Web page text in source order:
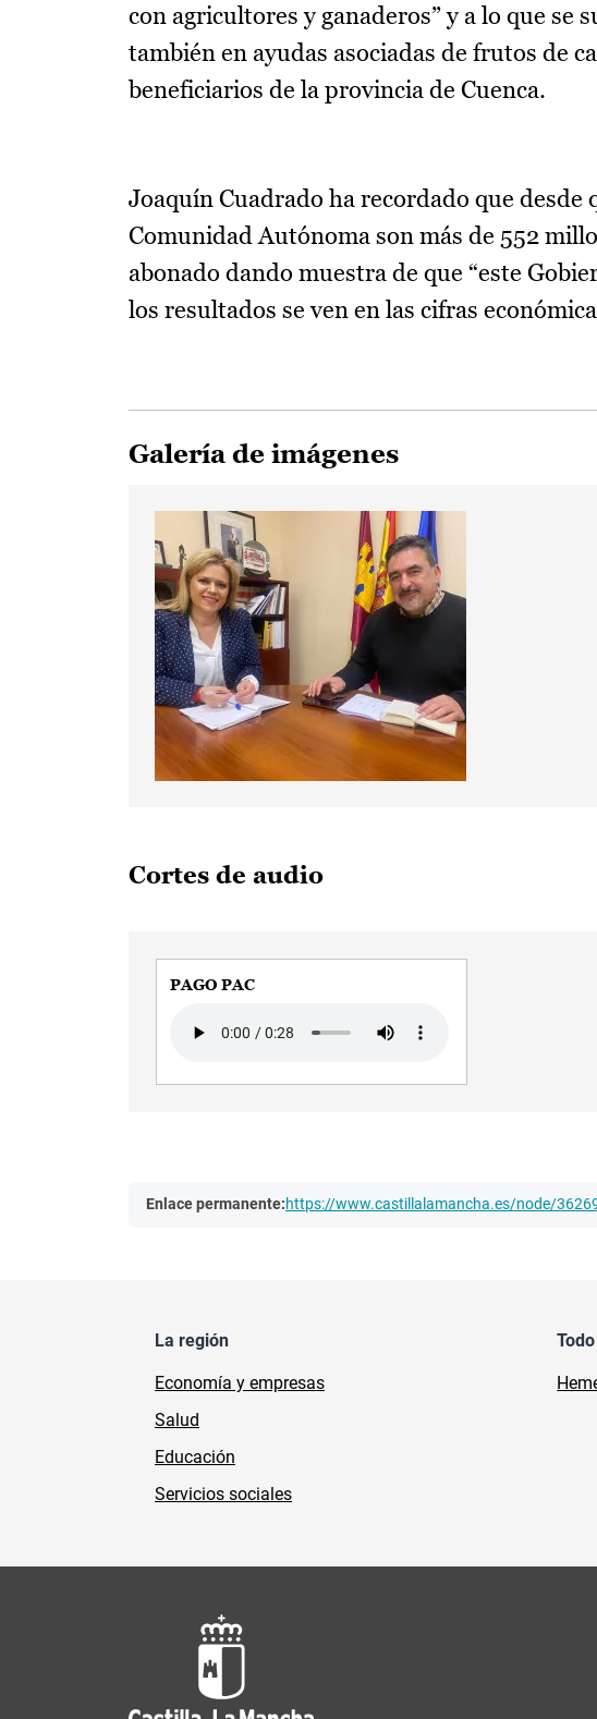
con agricultores y ganaderos” y a lo que se
también en ayudas asociadas de frutos de
beneficiarios de la provincia de Cuenca.
Joaquín Cuadrado ha recordado que desde
Comunidad Autónoma son más de 552
abonado dando muestra de que “este
los resultados se ven en las cifras
Galería de imágenes
Cortes de audio
PAGO PAC
Enlace permanente:https://www.castillalamancha.es/node/
La región
Economía y empresas
Salud
Educación
Servicios sociales